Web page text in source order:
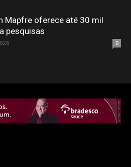
Mapfre oferece até 30 mil
pesquisas
0